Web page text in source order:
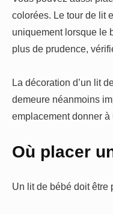
colorées. Le tour de lit
uniquement lorsque le
plus de prudence,
La décoration d’un lit
demeure néanmoins
emplacement donner à
Où placer
Un lit de bébé doit être